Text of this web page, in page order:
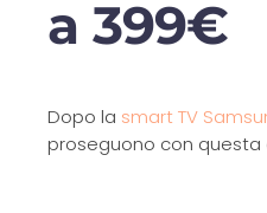
a 399€
Dopo la smart TV
proseguono con questa